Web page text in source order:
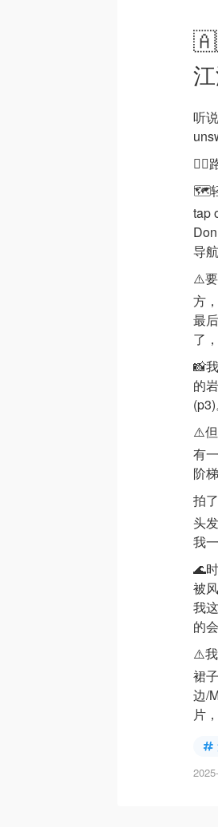
听
🗺️轻
tap
导
⚠️要
方
最
了
📸
的
(p3)
⚠️但
有
阶
拍
头
我
🌊
被
我
的
⚠️我
裙
边/
片